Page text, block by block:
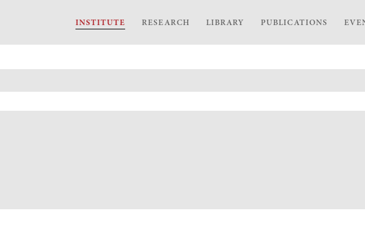
INSTITUTE RESEARCH LIBRARY PUBLICATIONS